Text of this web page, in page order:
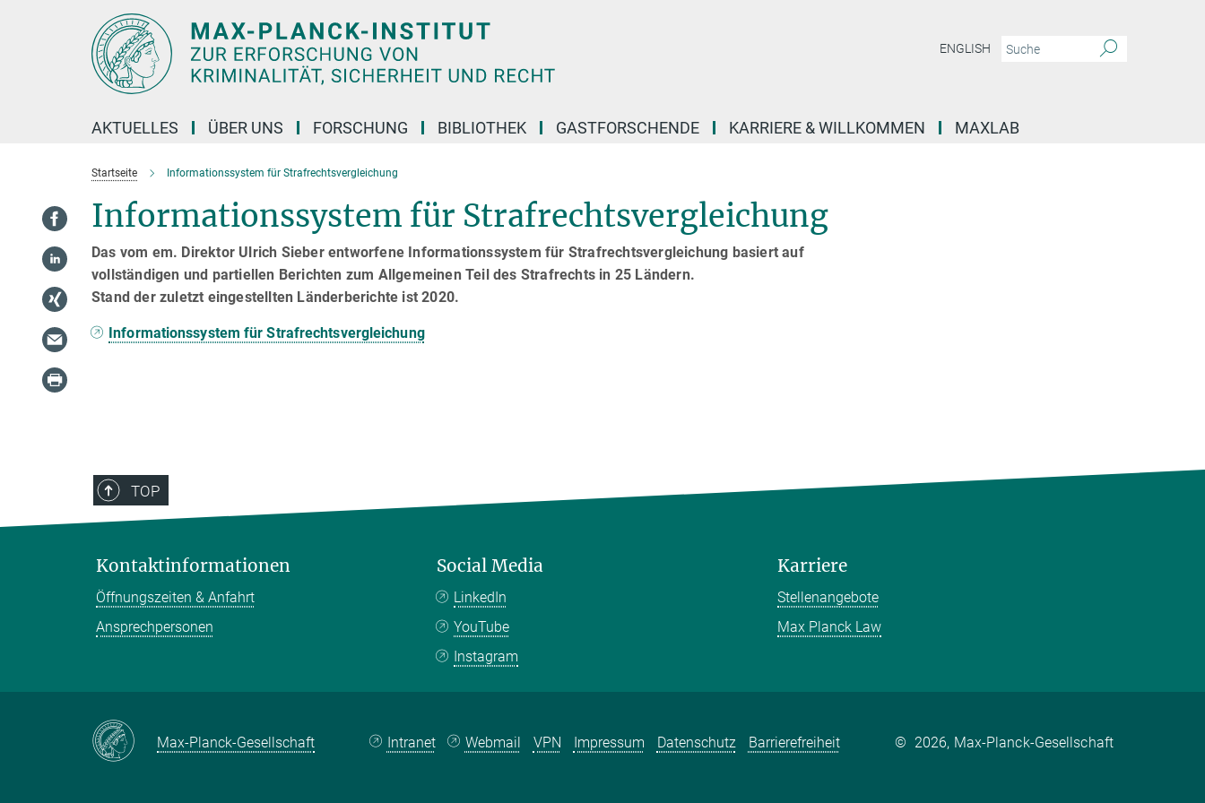
ENGLISH
AKTUELLES ÜBER UNS FORSCHUNG BIBLIOTHEK GASTFORSCHENDE KARRIERE & WILLKOMMEN MAXLAB
Startseite Informationssystem für Strafrechtsvergleichung
Informationssystem für Strafrechtsvergleichung
Das vom em. Direktor Ulrich Sieber entworfene Informationssystem für Strafrechtsvergleichung basiert auf
vollständigen und partiellen Berichten zum Allgemeinen Teil des Strafrechts in 25 Ländern.
Stand der zuletzt eingestellten Länderberichte ist 2020.
Informationssystem für Strafrechtsvergleichung
TOP
Kontaktinformationen
Öffnungszeiten & Anfahrt
Ansprechpersonen
Social Media
LinkedIn
YouTube
Instagram
Karriere
Stellenangebote
Max Planck Law
Max-Planck-Gesellschaft Intranet Webmail VPN Impressum Datenschutz Barrierefreiheit © 2026, Max-Planck-Gesellschaft